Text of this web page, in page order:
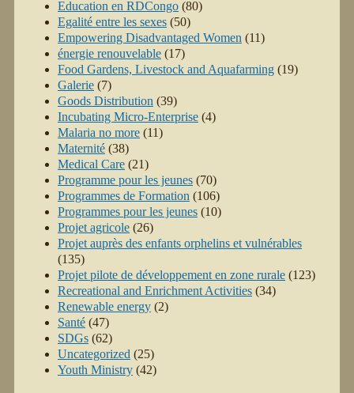
Education en RDCongo (80)
Egalité entre les sexes (50)
Empowering Disadvantaged Women (11)
énergie renouvelable (17)
Food Gardens, Livestock and Aquafarming (19)
Galerie (7)
Goods Distribution (39)
Incubating Micro-Enterprise (4)
Malaria no more (11)
Maternité (38)
Medical Care (21)
Programme pour les jeunes (70)
Programmes de Formation (106)
Programmes pour les jeunes (10)
Projet agricole (26)
Projet auprès des enfants orphelins et vulnérables
(135)
Projet pilote de développement en zone rurale (123)
Recreational and Enrichment Activities (34)
Renewable energy (2)
Santé (47)
SDGs (62)
Uncategorized (25)
Youth Ministry (42)